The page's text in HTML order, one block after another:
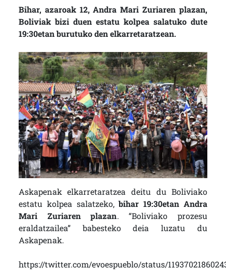
Bihar, azaroak 12, Andra Mari Zuriaren plazan,
Boliviak bizi duen estatu kolpea salatuko dute
19:30etan burutuko den elkarretaratzean.
Askapenak elkarretaratzea deitu du Boliviako
estatu kolpea salatzeko,bihar 19:30etan Andra
Mari Zuriaren plazan. “Boliviako prozesu
eraldatzailea” babesteko deia luzatu du
Askapenak.
https://twitter.com/evoespueblo/status/